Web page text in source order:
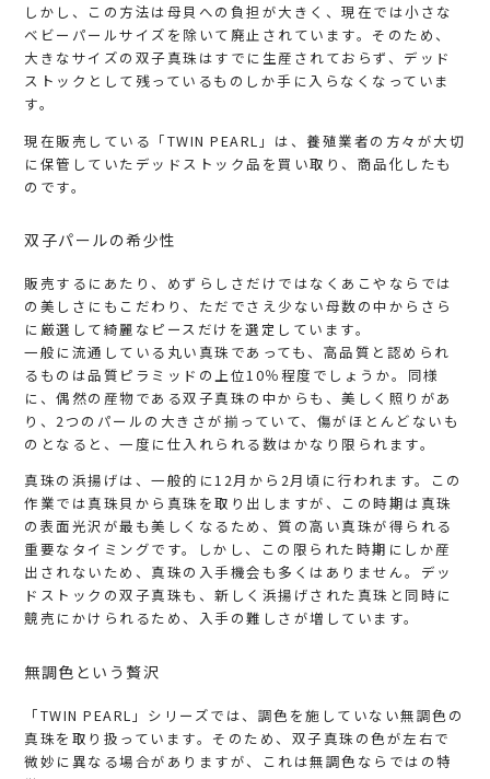
しかし、この方法は母貝への負担が大きく、現在では小さな
ベビーパールサイズを除いて廃止されています。そのため、
大きなサイズの双子真珠はすでに生産されておらず、デッド
ストックとして残っているものしか手に入らなくなっていま
す。
現在販売している「TWIN PEARL」は、養殖業者の方々が大切
に保管していたデッドストック品を買い取り、商品化したも
のです。
双子パールの希少性
販売するにあたり、めずらしさだけではなくあこやならでは
の美しさにもこだわり、ただでさえ少ない母数の中からさら
に厳選して綺麗なピースだけを選定しています。
一般に流通している丸い真珠であっても、高品質と認められ
るものは品質ピラミッドの上位10％程度でしょうか。同様
に、偶然の産物である双子真珠の中からも、美しく照りがあ
り、2つのパールの大きさが揃っていて、傷がほとんどないも
のとなると、一度に仕入れられる数はかなり限られます。
真珠の浜揚げは、一般的に12月から2月頃に行われます。この
作業では真珠貝から真珠を取り出しますが、この時期は真珠
の表面光沢が最も美しくなるため、質の高い真珠が得られる
重要なタイミングです。しかし、この限られた時期にしか産
出されないため、真珠の入手機会も多くはありません。デッ
ドストックの双子真珠も、新しく浜揚げされた真珠と同時に
競売にかけられるため、入手の難しさが増しています。
無調色という贅沢
「TWIN PEARL」シリーズでは、調色を施していない無調色の
真珠を取り扱っています。そのため、双子真珠の色が左右で
微妙に異なる場合がありますが、これは無調色ならではの特